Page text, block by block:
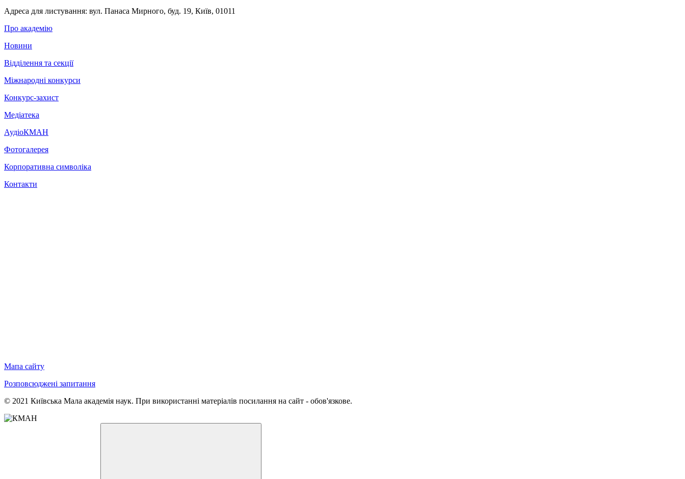
Адреса для листування: вул. Панаса Мирного, буд. 19, Київ, 01011
Про академію
Новини
Відділення та секції
Міжнародні конкурси
Конкурс-захист
Медіатека
АудіоКМАН
Фотогалерея
Корпоративна символіка
Контакти
Мапа сайту
Розповсюджені запитання
© 2021 Київська Мала академія наук. При використанні матеріалів посилання на сайт - обов'язкове.